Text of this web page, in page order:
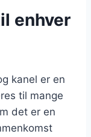
enhver
kanel er en
til mange
det er en